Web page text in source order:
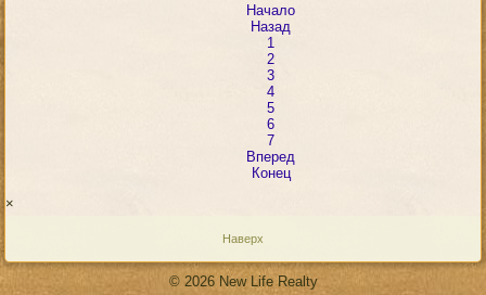
Начало
Назад
1
2
3
4
5
6
7
Вперед
Конец
×
Наверх
© 2026 New Life Realty